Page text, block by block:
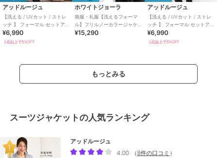
アッドルージュ
【洗える / UVカット / ストレ
ッチ 】 フォーマル セットアッ
プ 結婚式 S～4L
¥6,990
2点以上で5%OFF
ホワイトジョーラ
喪服・礼服【洗えるフォーマ
ル】フリルノーカラージャケ
ット＆ワイドパンツ2点セット
¥15,290
アッドルージュ
【洗える / UVカット / ストレ
ッチ 】 フォーマル セットアッ
プ 結婚式 S~4L
¥6,990
2点以上で5%OFF
もっとみる
スーツジャケットの人気ランキング
アッドルージュ
4.00
（8件の口コミ ）